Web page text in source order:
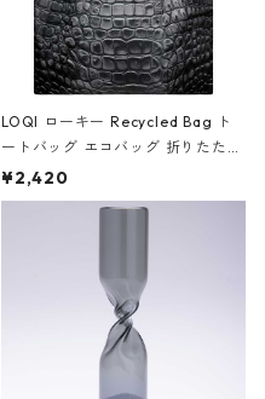
LOQI ローキー Recycled Bag ト
ートバッグ エコバッグ 折りたたみ
大きめ 撥水加工 収納ポーチ CRO
CODILE/Black クロコダイル/ブラ
¥2,420